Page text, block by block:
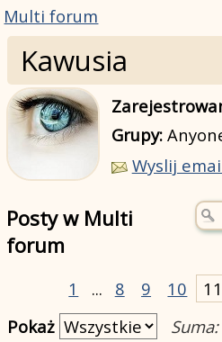
Multi forum
Kawusia
Grupy:
Wyslij
Posty w Multi
forum
1 ... 8 9 10 11
Pokaż